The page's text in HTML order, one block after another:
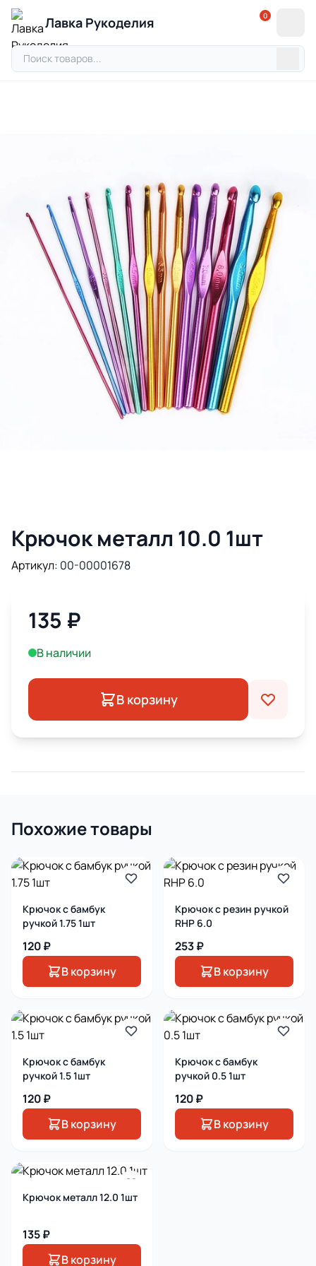
Лавка Рукоделия 0
Крючок металл 10.0 1шт
Артикул: 00-00001678
135 ₽
В наличии
В корзину
Похожие товары
Крючок с бамбук
ручкой 1.75 1шт
120 ₽
В корзину
Крючок c резин ручкой
RHP 6.0
253 ₽
В корзину
Крючок с бамбук
ручкой 1.5 1шт
120 ₽
В корзину
Крючок с бамбук
ручкой 0.5 1шт
120 ₽
В корзину
Крючок металл 12.0 1шт
135 ₽
В корзину